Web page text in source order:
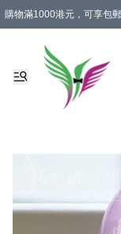
購物滿1000港元，可享包郵